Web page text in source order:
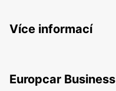
Více informací
Europcar Business